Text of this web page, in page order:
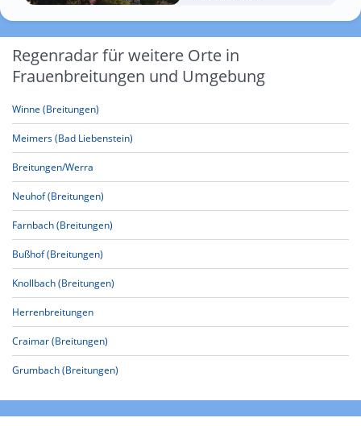
Regenradar für weitere Orte in
Frauenbreitungen und Umgebung
Winne (Breitungen)
Meimers (Bad Liebenstein)
Breitungen/Werra
Neuhof (Breitungen)
Farnbach (Breitungen)
Bußhof (Breitungen)
Knollbach (Breitungen)
Herrenbreitungen
Craimar (Breitungen)
Grumbach (Breitungen)